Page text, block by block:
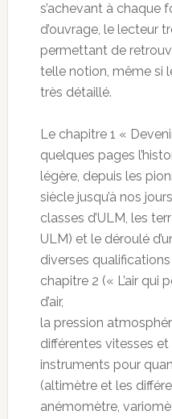
s’achevant à chaque
d’ouvrage, le lecteur
permettant de
telle notion, même si
très détaillé.
Le chapitre 1 «
quelques pages
légère, depuis les
siècle jusqu’à nos
classes d’ULM, les
ULM) et le déroulé
diverses
chapitre 2 (« L’air qui
d’air,
la pression
différentes vitesses
instruments pour
(altimètre et les
anémomètre,